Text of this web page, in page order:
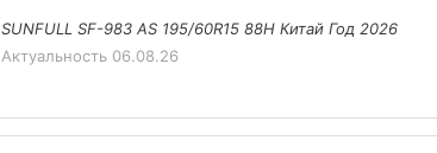
SUNFULL SF-983 AS 195/60R15 88H Китай Год 2026
Актуальность 06.08.26